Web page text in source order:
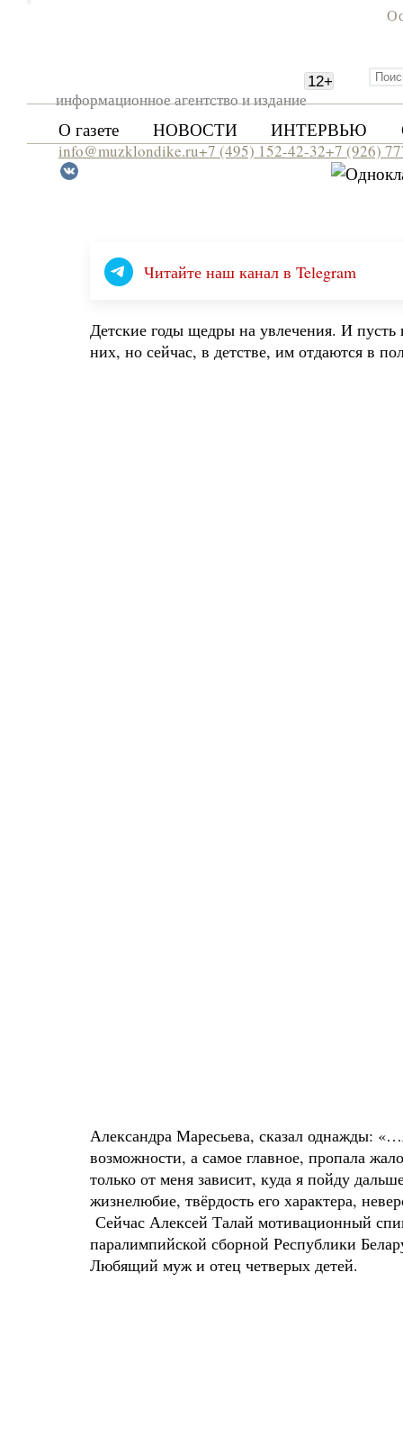
информационное агентство и издание
12+
О газете НОВОСТИ ИНТЕРВЬЮ
info@muzklondike.ru+7 (495) 152-42-32+7 (926)
Читайте наш канал в Telegram
Детские годы щедры на увлечения. И пусть
них, но сейчас, в детстве, им отдаются в
Александра Маресьева, сказал однажды:
возможности, а самое главное, пропала
только от меня зависит, куда я пойду
жизнелюбие, твёрдость его характера,
Сейчас Алексей Талай мотивационный
паралимпийской сборной Республики
Любящий муж и отец четверых детей.